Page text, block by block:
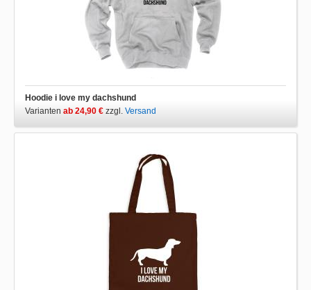
Hoodie i love my dachshund
Varianten ab 24,90 € zzgl. Versand